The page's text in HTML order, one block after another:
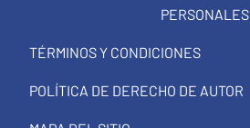
PERSONALES
TÉRMINOS Y CONDICIONES
POLÍTICA DE DERECHO DE AUTOR